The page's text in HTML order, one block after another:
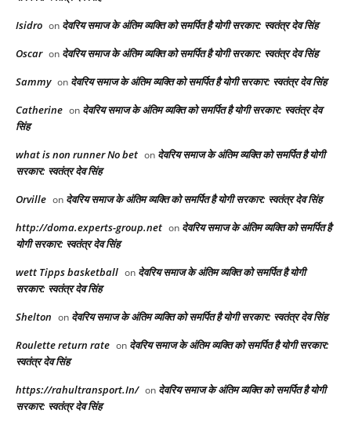
Isidro on देवरिय समाज के अंतिम व्यक्ति को समर्पित है योगी सरकार: स्वतंत्र देव सिंह
Oscar on देवरिय समाज के अंतिम व्यक्ति को समर्पित है योगी सरकार: स्वतंत्र देव सिंह
Sammy on देवरिय समाज के अंतिम व्यक्ति को समर्पित है योगी सरकार: स्वतंत्र देव सिंह
Catherine on देवरिय समाज के अंतिम व्यक्ति को समर्पित है योगी सरकार: स्वतंत्र देव
सिंह
what is non runner No bet​ on देवरिय समाज के अंतिम व्यक्ति को समर्पित है योगी
सरकार: स्वतंत्र देव सिंह
Orville on देवरिय समाज के अंतिम व्यक्ति को समर्पित है योगी सरकार: स्वतंत्र देव सिंह
http://doma.experts-group.net on देवरिय समाज के अंतिम व्यक्ति को समर्पित है
योगी सरकार: स्वतंत्र देव सिंह
wett Tipps basketball on देवरिय समाज के अंतिम व्यक्ति को समर्पित है योगी
सरकार: स्वतंत्र देव सिंह
Shelton on देवरिय समाज के अंतिम व्यक्ति को समर्पित है योगी सरकार: स्वतंत्र देव सिंह
Roulette return rate on देवरिय समाज के अंतिम व्यक्ति को समर्पित है योगी सरकार:
स्वतंत्र देव सिंह
https://rahultransport.In/ on देवरिय समाज के अंतिम व्यक्ति को समर्पित है योगी
सरकार: स्वतंत्र देव सिंह